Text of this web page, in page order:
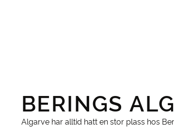
BERINGS
Algarve har alltid hatt en stor plass hos